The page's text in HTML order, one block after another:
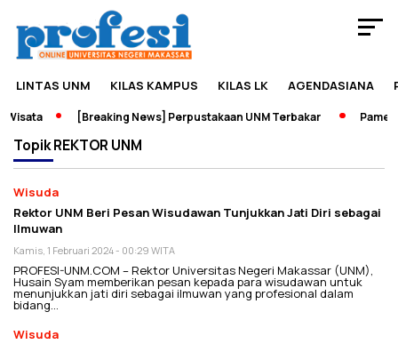
LINTAS UNM KILAS KAMPUS KILAS LK AGENDASIANA
[Breaking News] Perpustakaan UNM Terbakar
TopikREKTOR UNM
Wisuda
Rektor UNM Beri Pesan Wisudawan Tunjukkan Jati Diri sebagai
Ilmuwan
Kamis, 1 Februari 2024 - 00:29 WITA
PROFESI-UNM.COM – Rektor Universitas Negeri Makassar (UNM),
Husain Syam memberikan pesan kepada para wisudawan untuk
menunjukkan jati diri sebagai ilmuwan yang profesional dalam
bidang…
Wisuda